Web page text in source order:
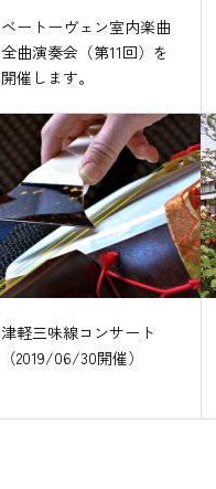
ベートーヴェン室内楽曲
全曲演奏会（第11回）を
開催します。
津軽三味線コンサート
（2019/06/30開催）